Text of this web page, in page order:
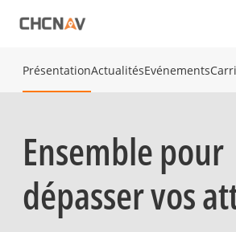
PrésentationActualitésEvénements
Ensemble pour
dépasser vos